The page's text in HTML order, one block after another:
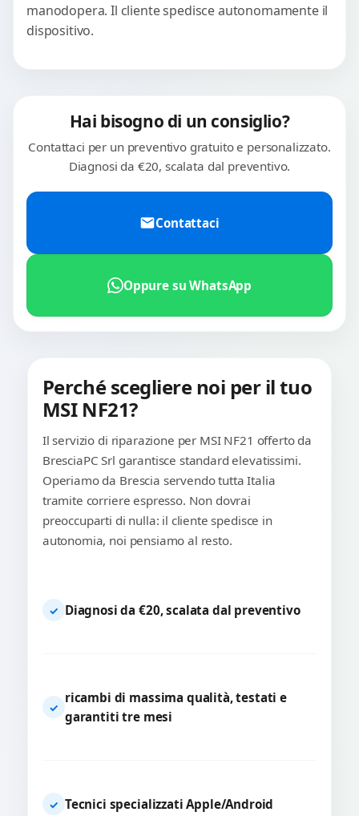
manodopera. Il cliente spedisce autonomamente il
dispositivo.
Hai bisogno di un consiglio?
Contattaci per un preventivo gratuito e personalizzato.
Diagnosi da €20, scalata dal preventivo.
Contattaci
Oppure su WhatsApp
Perché scegliere noi per il tuo
MSI NF21?
Il servizio di riparazione per MSI NF21 offerto da
BresciaPC Srl garantisce standard elevatissimi.
Operiamo da Brescia servendo tutta Italia
tramite corriere espresso. Non dovrai
preoccuparti di nulla: il cliente spedisce in
autonomia, noi pensiamo al resto.
✓ Diagnosi da €20, scalata dal preventivo
✓
ricambi di massima qualità, testati e
garantiti tre mesi
✓ Tecnici specializzati Apple/Android